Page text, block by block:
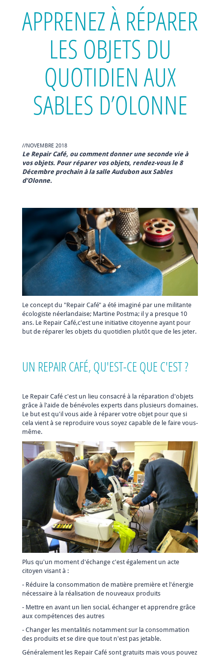
APPRENEZ À RÉPARER
LES OBJETS DU
QUOTIDIEN AUX
SABLES D’OLONNE
//NOVEMBRE 2018
Le Repair Café, ou comment donner une seconde vie à
vos objets. Pour réparer vos objets, rendez-vous le 8
Décembre prochain à la salle Audubon aux Sables
d’Olonne.
Le concept du "Repair Café" a été imaginé par une militante
écologiste néerlandaise; Martine Postma; il y a presque 10
ans. Le Repair Café,c'est une initiative citoyenne ayant pour
but de réparer les objets du quotidien plutôt que de les jeter.
UN REPAIR CAFÉ, QU'EST-CE QUE C'EST ?
Le Repair Café c'est un lieu consacré à la réparation d'objets
grâce à l'aide de bénévoles experts dans plusieurs domaines.
Le but est qu'il vous aide à réparer votre objet pour que si
cela vient à se reproduire vous soyez capable de le faire vous-
même.
Plus qu'un moment d'échange c'est également un acte
citoyen visant à :
- Réduire la consommation de matière première et l'énergie
nécessaire à la réalisation de nouveaux produits
- Mettre en avant un lien social, échanger et apprendre grâce
aux compétences des autres
- Changer les mentalités notamment sur la consommation
des produits et se dire que tout n'est pas jetable.
Généralement les Repair Café sont gratuits mais vous pouvez